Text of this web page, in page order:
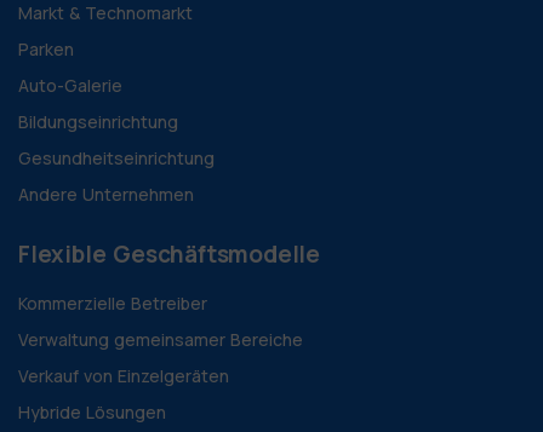
Markt & Technomarkt
Parken
Auto-Galerie
Bildungseinrichtung
Gesundheitseinrichtung
Andere Unternehmen
Flexible Geschäftsmodelle
Kommerzielle Betreiber
Verwaltung gemeinsamer Bereiche
Verkauf von Einzelgeräten
Hybride Lösungen